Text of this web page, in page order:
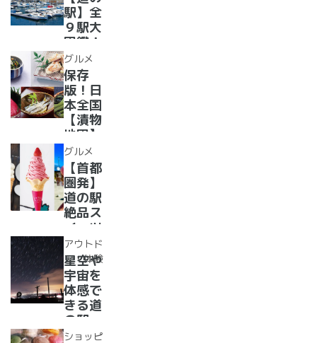
道の駅
１０
選〜
【全
国】
駅】全
９駅大
図鑑！
2022
年最新
グル
メ・お
土産を
まとめ
てご紹
介！＋
愛犬の
駅
グルメ
保存
版！日
本全国
【漬物
地図】
付き！
道の駅
で「ご
当地お
漬物」
めぐり
グルメ
【首都
圏発】
道の駅
絶品ス
イーツ
37
選！人
気のソ
フトク
リー
ム・ジ
ェラー
アウトド
ア・体験
星空や
宇宙を
体感で
きる道
の駅
道の駅
ショッピ